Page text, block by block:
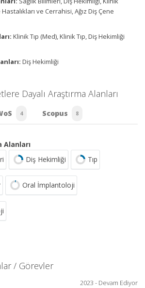
ve Cerrahisi, Ağız Diş Çene
Klinik Tıp (Med), Klinik Tıp, Diş Hekimliği
Diş Hekimliği
Dayalı Araştırma Alanları
4 Scopus 8
Alanları
Diş Hekimliği Tıp
Oral İmplantoloji
/ Görevler
2023 - Devam Ediyor